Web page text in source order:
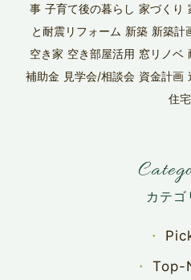
事 子育て後の暮らし 家づくり
と耐震リフォーム 新築 新築計
空き家 空き部屋活用 窓リノベ
補助金 見学会/相談会 資金計画
住宅
Top-